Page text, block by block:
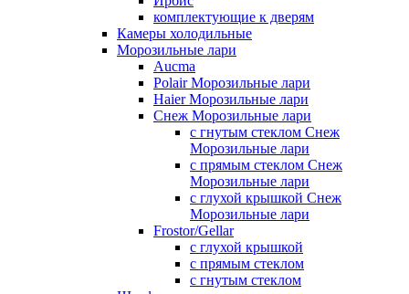
комплектующие к дверям
Камеры холодильные
Морозильные лари
Aucma
Polair Морозильные лари
Haier Морозильные лари
Снеж Морозильные лари
с гнутым стеклом Снеж
Морозильные лари
с прямым стеклом Снеж
Морозильные лари
с глухой крышкой Снеж
Морозильные лари
Frostor/Gellar
с глухой крышкой
с прямым стеклом
с гнутым стеклом